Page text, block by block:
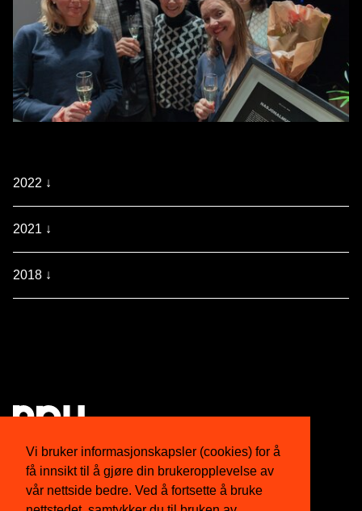
Vi bruker informasjonskapsler (cookies) for å
få innsikt til å gjøre din brukeropplevelse av
vår nettside bedre. Ved å fortsette å bruke
2022 ↓
2021 ↓
2018 ↓
Om oss
Twitter